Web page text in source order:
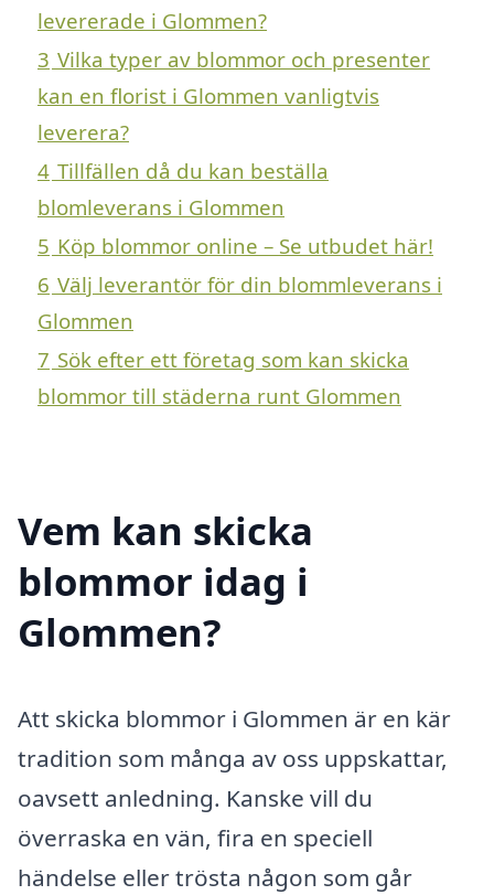
levererade i Glommen?
3 Vilka typer av blommor och presenter
kan en florist i Glommen vanligtvis
leverera?
4 Tillfällen då du kan beställa
blomleverans i Glommen
5 Köp blommor online – Se utbudet här!
6 Välj leverantör för din blommleverans i
Glommen
7 Sök efter ett företag som kan skicka
blommor till städerna runt Glommen
Vem kan skicka
blommor idag i
Glommen?
Att skicka blommor i Glommen är en kär
tradition som många av oss uppskattar,
oavsett anledning. Kanske vill du
överraska en vän, fira en speciell
händelse eller trösta någon som går